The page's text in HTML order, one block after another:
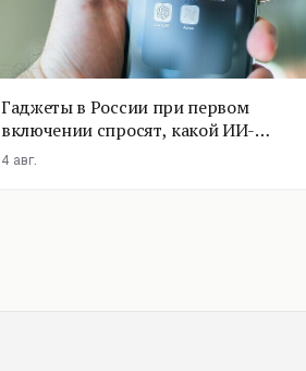
Гаджеты в России при первом
включении спросят, какой ИИ-
помощник поставить
4 авг.